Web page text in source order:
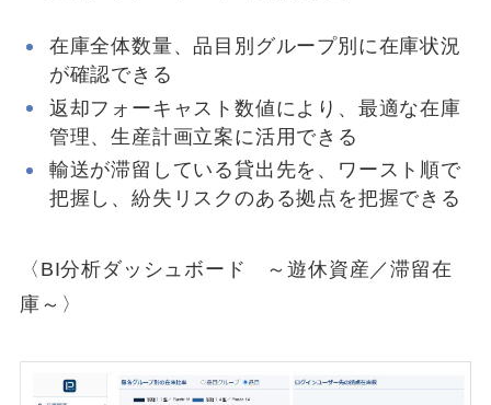
在庫全体数量、品目別グループ別に在庫状況
が確認できる
返却フォーキャスト数値により、最適な在庫
管理、生産計画立案に活用できる
輸送が滞留している貸出先を、ワースト順で
把握し、紛失リスクのある拠点を把握できる
〈BI分析ダッシュボード ～遊休資産／滞留在
庫～〉